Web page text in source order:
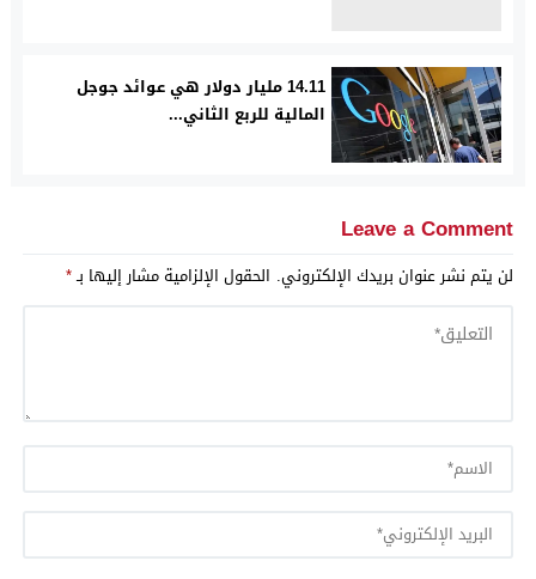
14.11 مليار دولار هي عوائد جوجل
المالية للربع الثاني...
Leave a Comment
لن يتم نشر عنوان بريدك الإلكتروني. الحقول الإلزامية مشار إليها بـ*